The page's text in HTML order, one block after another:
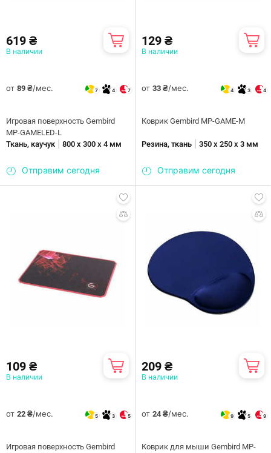
619 ₴
В наличии
от 89 ₴/мес. 7 4 7
Игровая поверхность Gembird
MP-GAMELED-L
Ткань, каучук
800 х 300 х 4 мм
Отправим сегодня
129 ₴
В наличии
от 33 ₴/мес. 4 3 4
Коврик Gembird MP-GAME-M
Резина, ткань 350 х 250 х 3 мм
Отправим сегодня
109 ₴
В наличии
от 22 ₴/мес. 5 3 5
Игровая поверхность Gembird
209 ₴
В наличии
от 24 ₴/мес. 9 5 9
Коврик для мыши Gembird MP-